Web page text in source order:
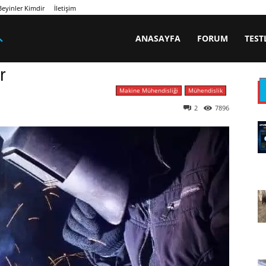
Kimdir İletişim
ANASAYFA FORUM
Makine Mühendisliği Mühendislik
7896
2